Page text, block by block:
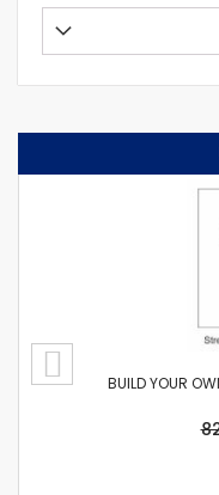
BUILD YOUR